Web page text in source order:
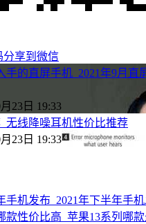
分享到微信
手的直屏手机_2021年9月直
23日 19:33
无线降噪耳机性价比推荐
23日 19:33
手机发布_2021年下半年手
款性价比高_苹果13系列哪